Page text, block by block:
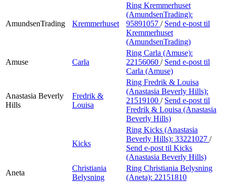
AmundsenTrading Kremmerhuset
Ring Kremmerhuset
(AmundsenTrading):
95891057 / Send e-post til
Kremmerhuset
(AmundsenTrading)
Amuse Carla
Ring Carla (Amuse):
22156060 / Send e-post til
Carla (Amuse)
Anastasia Beverly
Hills
Fredrik &
Louisa
Ring Fredrik & Louisa
(Anastasia Beverly Hills):
21519100 / Send e-post til
Fredrik & Louisa (Anastasia
Beverly Hills)
Kicks
Ring Kicks (Anastasia
Beverly Hills): 33221027 /
Send e-post til Kicks
(Anastasia Beverly Hills)
Aneta
Christiania
Belysning
Ring Christiania Belysning
(Aneta): 22151810